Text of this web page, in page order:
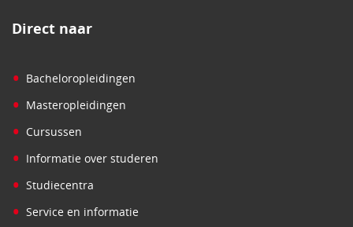
Direct naar
• Bacheloropleidingen
• Masteropleidingen
• Cursussen
• Informatie over studeren
• Studiecentra
• Service en informatie